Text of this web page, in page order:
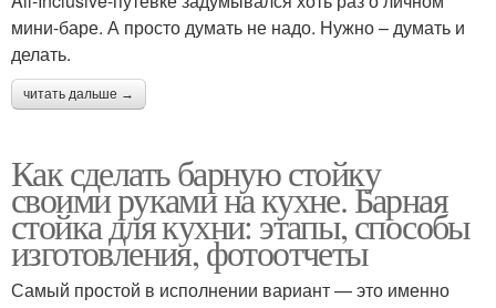
мини-баре. А просто думать не надо. Нужно – думать и
делать.
читать дальше →
Как сделать барную стойку
своими руками на кухне. Барная
стойка для кухни: этапы, способы
изготовления, фотоотчеты
Самый простой в исполнении вариант — это именно